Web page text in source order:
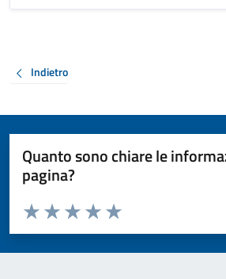
Indietro
Quanto sono chiare le
pagina?
Valuta da 1 a 5 stelle la pagina
Valuta 5 stelle su 5
Valuta 4 stelle su 5
Valuta 3 stelle su 5
Valuta 2 stelle su 5
Valuta 1 stelle su 5